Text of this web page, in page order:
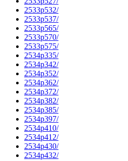
2533p532/
2533p537/
2533p565/
2533p570/
2533p575/
2534p335/
2534p342/
2534p352/
2534p362/
2534p372/
2534p382/
2534p385/
2534p397/
2534p410/
2534p412/
2534p430/
2534p432/